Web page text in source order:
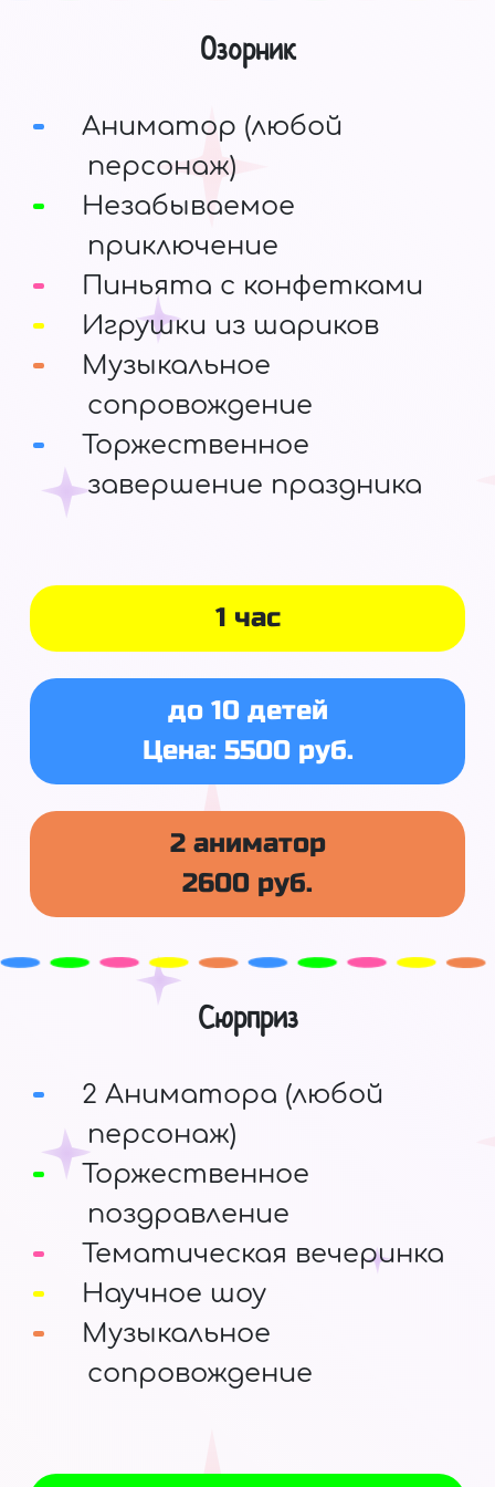
1 час
до 10 детей
Цена: 5500 руб.
2 аниматор
2600 руб.
Озорник
Аниматор (любой
персонаж)
Незабываемое
приключение
Пиньята с конфетками
Игрушки из шариков
Музыкальное
сопровождение
Торжественное
завершение праздника
Сюрприз
2 Аниматора (любой
персонаж)
Торжественное
поздравление
Тематическая вечеринка
Научное шоу
Музыкальное
сопровождение